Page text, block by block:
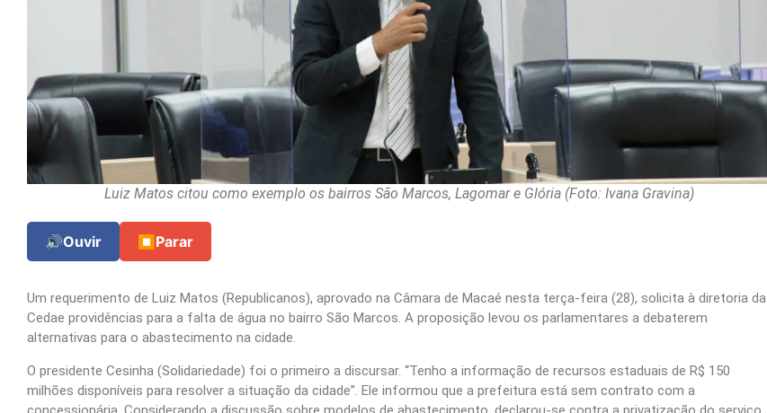
Luiz Matos citou como exemplo os bairros São Marcos, Lagomar e Glória (Foto: Ivana Gravina)
🔊Ouvir ⏹ Parar
Um requerimento de Luiz Matos (Republicanos), aprovado na Câmara de Macaé nesta terça-feira (28), solicita à diretoria da
Cedae providências para a falta de água no bairro São Marcos. A proposição levou os parlamentares a debaterem
alternativas para o abastecimento na cidade.
O presidente Cesinha (Solidariedade) foi o primeiro a discursar. “Tenho a informação de recursos estaduais de R$ 150
milhões disponíveis para resolver a situação da cidade”. Ele informou que a prefeitura está sem contrato com a